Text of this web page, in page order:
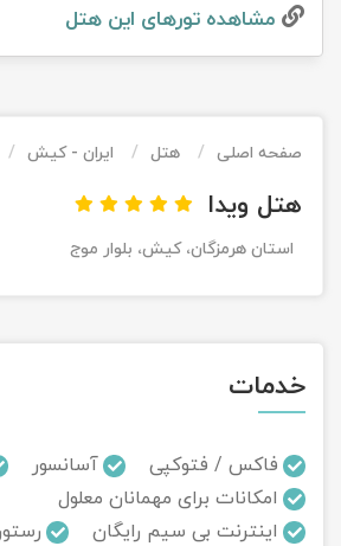
مشاهده تور‌های این هتل
صفحه اصلی هتل ایران - کیش
هتل ویدا
استان هرمزگان، كيش، بلوار موج
خدمات
فاکس / فتوکپی آسانسور
امکانات برای مهمانان معلول
اینترنت بی سیم رایگان
تور کویر کاراکال
تور کویر مصر
تور ماسوله
تور مرداب سراوان
تور گلستان
تور کیش از ساری
اقساطی
تور کیش از بندرعباس
اقساطی
تور قزاقستان اقساطی
تور زیارتی اقساطی